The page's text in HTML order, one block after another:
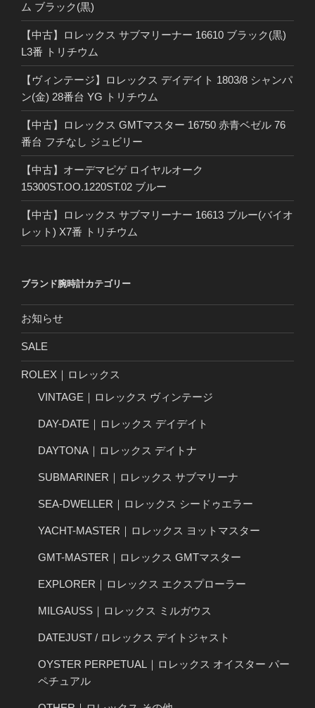
ム ブラック(黒)
【中古】ロレックス サブマリーナー 16610 ブラック(黒)
L3番 トリチウム
【ヴィンテージ】ロレックス デイデイト 1803/8 シャンパ
ン(金) 28番台 YG トリチウム
【中古】ロレックス GMTマスター 16750 赤青ベゼル 76
番台 フチなし ジュビリー
【中古】オーデマピゲ ロイヤルオーク
15300ST.OO.1220ST.02 ブルー
【中古】ロレックス サブマリーナー 16613 ブルー(バイオ
レット) X7番 トリチウム
ブランド腕時計カテゴリー
お知らせ
SALE
ROLEX｜ロレックス
VINTAGE｜ロレックス ヴィンテージ
DAY-DATE｜ロレックス デイデイト
DAYTONA｜ロレックス デイトナ
SUBMARINER｜ロレックス サブマリーナ
SEA-DWELLER｜ロレックス シードゥエラー
YACHT-MASTER｜ロレックス ヨットマスター
GMT-MASTER｜ロレックス GMTマスター
EXPLORER｜ロレックス エクスプローラー
MILGAUSS｜ロレックス ミルガウス
DATEJUST / ロレックス デイトジャスト
OYSTER PERPETUAL｜ロレックス オイスター パー
ペチュアル